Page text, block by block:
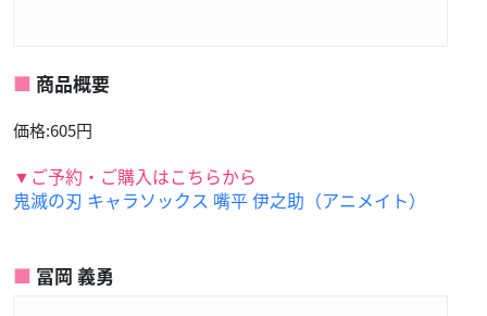
商品概要
価格:605円
▼ご予約・ご購入はこちらから
鬼滅の刃 キャラソックス 嘴平 伊之助（アニメイト）
冨岡 義勇